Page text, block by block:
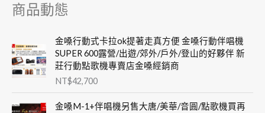
商品動態
金嗓行動式卡拉ok提著走真方便 金嗓行動伴唱機
SUPER 600露營/出遊/郊外/戶外/登山的好夥伴 新
莊行動點歌機專賣店金嗓經銷商
NT$42,700
金嗓M-1+伴唱機另售大唐/美華/音圓/點歌機買再